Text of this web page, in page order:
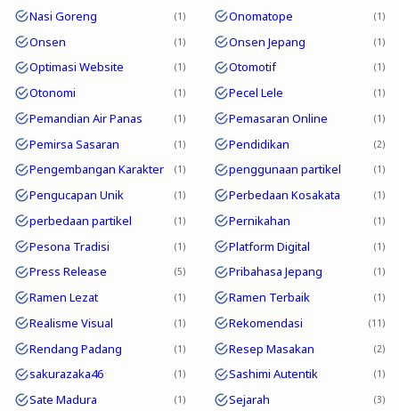
Nasi Goreng 1 Onomatope 1
Onsen 1 Onsen Jepang 1
Optimasi Website 1 Otomotif 1
Otonomi 1 Pecel Lele 1
Pemandian Air Panas 1 Pemasaran Online 1
Pemirsa Sasaran 1 Pendidikan 2
Pengembangan Karakter 1 penggunaan partikel 1
Pengucapan Unik 1 Perbedaan Kosakata 1
perbedaan partikel 1 Pernikahan 1
Pesona Tradisi 1 Platform Digital 1
Press Release 5 Pribahasa Jepang 1
Ramen Lezat 1 Ramen Terbaik 1
Realisme Visual 1 Rekomendasi 11
Rendang Padang 1 Resep Masakan 2
sakurazaka46 1 Sashimi Autentik 1
Sate Madura 1 Sejarah 3